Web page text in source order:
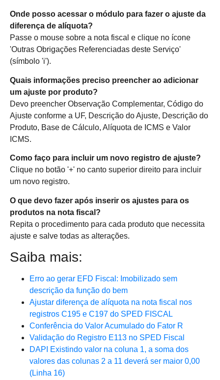
Onde posso acessar o módulo para fazer o ajuste da
diferença de alíquota?
Passe o mouse sobre a nota fiscal e clique no ícone
'Outras Obrigações Referenciadas deste Serviço'
(símbolo 'i').
Quais informações preciso preencher ao adicionar
um ajuste por produto?
Devo preencher Observação Complementar, Código do
Ajuste conforme a UF, Descrição do Ajuste, Descrição do
Produto, Base de Cálculo, Alíquota de ICMS e Valor
ICMS.
Como faço para incluir um novo registro de ajuste?
Clique no botão '+' no canto superior direito para incluir
um novo registro.
O que devo fazer após inserir os ajustes para os
produtos na nota fiscal?
Repita o procedimento para cada produto que necessita
ajuste e salve todas as alterações.
Saiba mais:
Erro ao gerar EFD Fiscal: Imobilizado sem
descrição da função do bem
Ajustar diferença de alíquota na nota fiscal nos
registros C195 e C197 do SPED FISCAL
Conferência do Valor Acumulado do Fator R
Validação do Registro E113 no SPED Fiscal
DAPI Existindo valor na coluna 1, a soma dos
valores das colunas 2 a 11 deverá ser maior 0,00
(Linha 16)